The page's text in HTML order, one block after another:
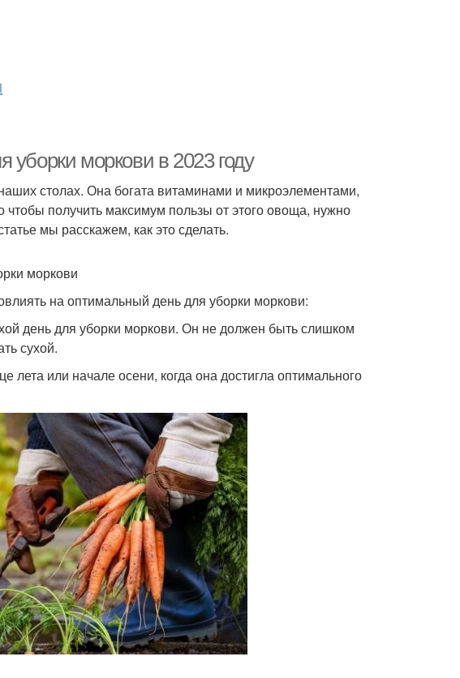
моркови в 2023 году
столах. Она богата витаминами и микроэлементами,
получить максимум пользы от этого овоща, нужно
мы расскажем, как это сделать.
моркови
на оптимальный день для уборки моркови:
день для уборки моркови. Он не должен быть слишком
сухой.
лета или начале осени, когда она достигла оптимального